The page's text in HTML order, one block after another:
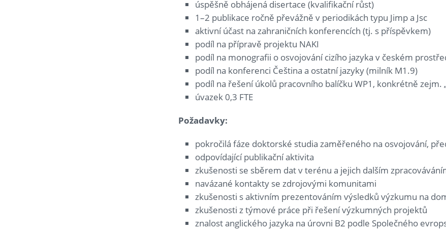
úspěšně obhájená disertace (kvalifikační růst)
1–2 publikace ročně převážně v periodikách typu Jimp a Jsc
aktivní účast na zahraničních konferencích (tj. s příspěvkem)
podíl na přípravě projektu NAKI
podíl na monografii o osvojování cizího jazyka v českém
podíl na konferenci Čeština a ostatní jazyky (milník M1.9)
podíl na řešení úkolů pracovního balíčku WP1, konkrétně zejm.
úvazek 0,3 FTE
Požadavky:
pokročilá fáze doktorské studia zaměřeného na osvojování,
odpovídající publikační aktivita
zkušenosti se sběrem dat v terénu a jejich dalším
navázané kontakty se zdrojovými komunitami
zkušenosti s aktivním prezentováním výsledků výzkumu na
zkušenosti z týmové práce při řešení výzkumných projektů
znalost anglického jazyka na úrovni B2 podle Společného